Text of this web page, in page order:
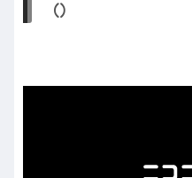
（）